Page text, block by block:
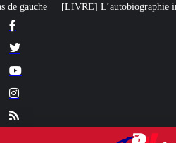
intellectuelle de Michel Maffesoli